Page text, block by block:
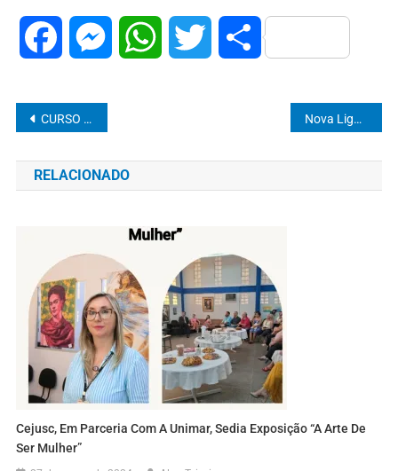
Facebook MessengerWhatsAppTwitter Share
CURSO DE MEDICINA VETERINÁRIA EAD AGORA NA UNINGÁ! SAIBA MAIS! Nova Liga Acadêmica do curso de Medicina Veterinária irá abordar a saúde pública
RELACIONADO
Cejusc, Em Parceria Com A Unimar, Sedia Exposição “A Arte De
Ser Mulher”